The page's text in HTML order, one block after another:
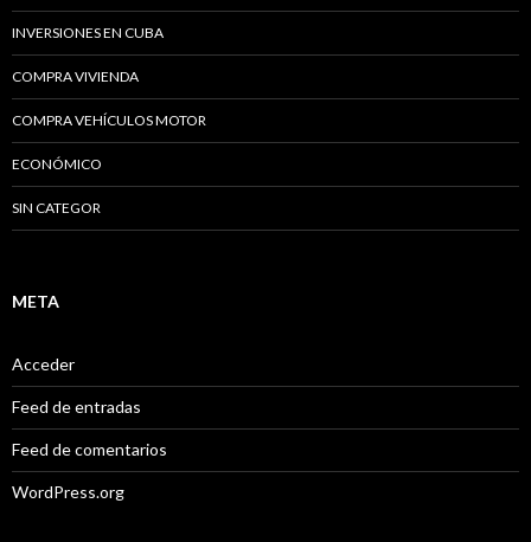
INVERSIONES EN CUBA
COMPRA VIVIENDA
COMPRA VEHÍCULOS MOTOR
ECONÓMICO
SIN CATEGOR
META
Acceder
Feed de entradas
Feed de comentarios
WordPress.org